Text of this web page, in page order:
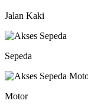
Jalan Kaki
Sepeda
Motor